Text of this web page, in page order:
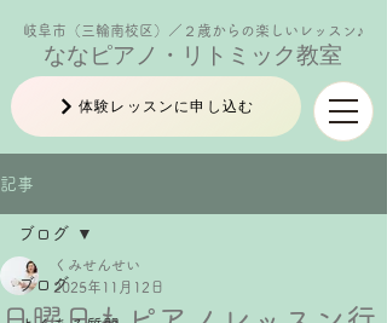
ななピアノ・リトミック教室
岐阜市（三輪南校区）／２歳からの楽しいレッスン♪
体験レッスンに申し込む
記事
ブログ
ブログ
くみせんせい
2025年11月12日